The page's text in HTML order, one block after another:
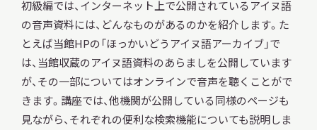
初級編では、インターネット上で公開されているアイヌ語
の音声資料には、どんなものがあるのかを紹介します。た
とえば当館HPの「ほっかいどうアイヌ語アーカイブ」で
は、当館収蔵のアイヌ語資料のあらましを公開しています
が、その一部についてはオンラインで音声を聴くことがで
きます。講座では、他機関が公開している同様のページも
見ながら、それぞれの便利な検索機能についても説明しま